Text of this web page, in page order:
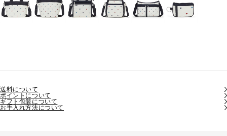
送料について
ポイントについて
ギフト包装について
お手入れ方法について